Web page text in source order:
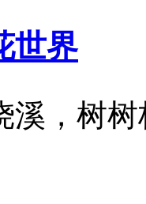
世界
溪，树